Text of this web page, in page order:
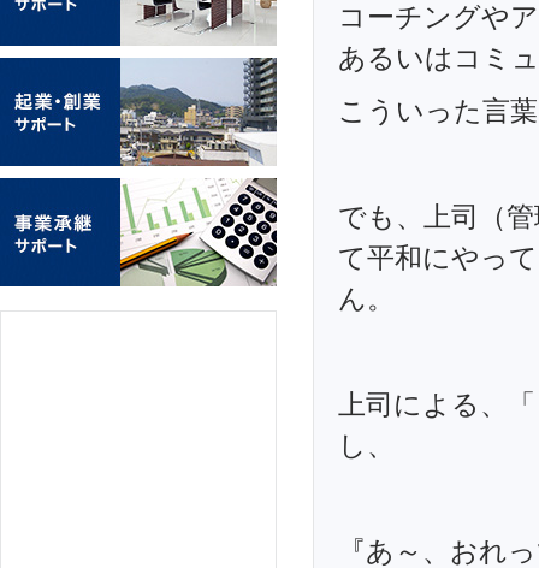
コーチングや
あるいはコミ
こういった言
でも、上司（
て平和にやっ
ん。
上司による、
し、
『あ～、おれ